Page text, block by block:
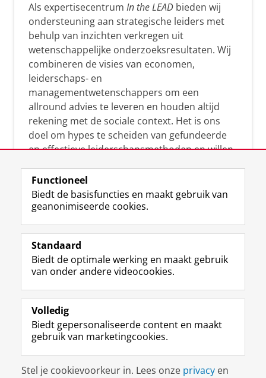
Als expertisecentrum In the LEAD bieden wij
ondersteuning aan strategische leiders met
behulp van inzichten verkregen uit
wetenschappelijke onderzoeksresultaten. Wij
combineren de visies van economen,
leiderschaps- en
managementwetenschappers om een
allround advies te leveren en houden altijd
rekening met de sociale context. Het is ons
doel om hypes te scheiden van gefundeerde
en effectieve leiderschapsmethoden en willen
manier te reageren op economische en
maatschappelijke kwesties. Samen tillen wij
het leiderschap in uw organisatie naar een
i
d
Disclaimer & Copyright
Functioneel
Biedt de basisfuncties en maakt gebruik van
geanonimiseerde cookies.
Standaard
Biedt de optimale werking en maakt gebruik
van onder andere videocookies.
Volledig
Biedt gepersonaliseerde content en maakt
gebruik van marketingcookies.
Stel je cookievoorkeur in. Lees onze privacy en